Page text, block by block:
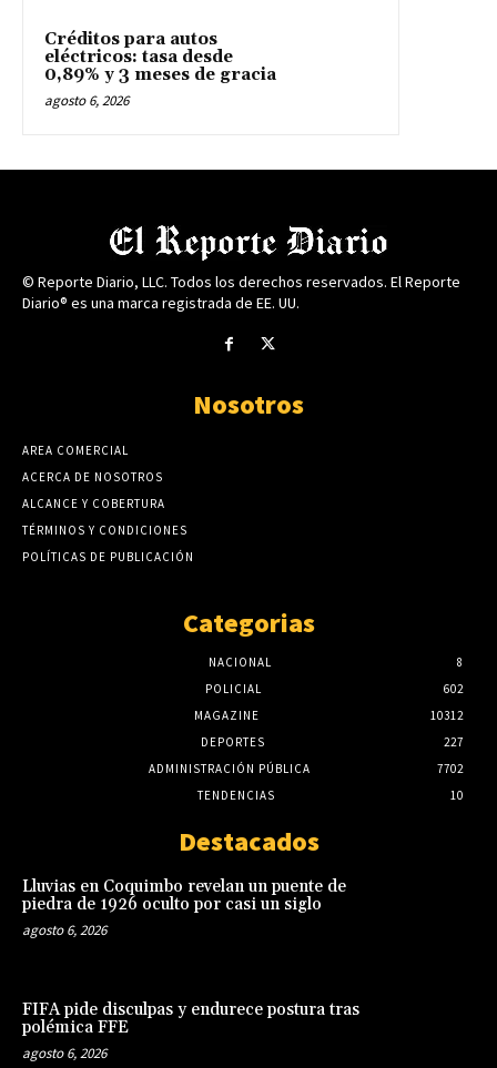
Créditos para autos
eléctricos: tasa desde
0,89% y 3 meses de gracia
agosto 6, 2026
© Reporte Diario, LLC. Todos los derechos reservados. El Reporte
Diario® es una marca registrada de EE. UU.
Nosotros
AREA COMERCIAL
ACERCA DE NOSOTROS
ALCANCE Y COBERTURA
TÉRMINOS Y CONDICIONES
POLÍTICAS DE PUBLICACIÓN
Categorias
NACIONAL
8
POLICIAL
602
MAGAZINE
10312
DEPORTES
227
ADMINISTRACIÓN PÚBLICA
7702
TENDENCIAS
10
Destacados
Lluvias en Coquimbo revelan un puente de
piedra de 1926 oculto por casi un siglo
agosto 6, 2026
FIFA pide disculpas y endurece postura tras
polémica FFE
agosto 6, 2026